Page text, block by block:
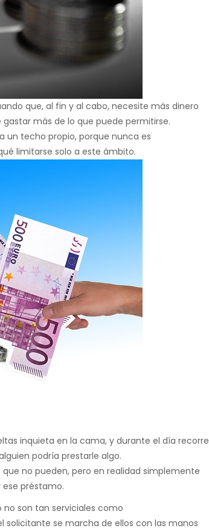
que, al fin y al cabo, necesite más dinero
más de lo que puede permitirse.
un techo propio, porque nunca es
limitarse solo a este ámbito.
inquieta en la cama, y durante el día recorre
podría prestarle algo.
no pueden, pero en realidad simplemente
préstamo.
no son tan serviciales como
se marcha de ellos con las manos